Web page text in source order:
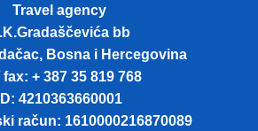
Travel agency
bb
Bosna i Hercegovina
fax: + 387 35 819 768
ID: 4210363660001
račun: 1610000216870089